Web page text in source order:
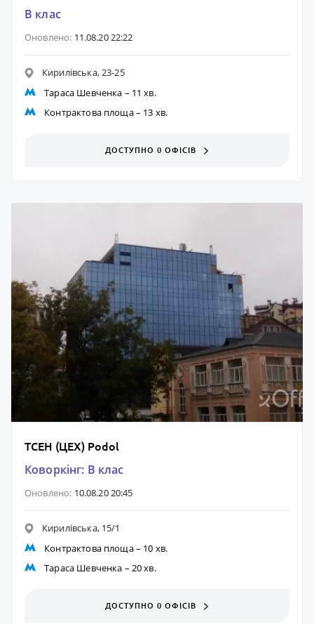
B клас
Оновлено: 11.08.20 22:22
Кирилівська, 23-25
Тараса Шевченка – 11 хв.
Контрактова площа– 13 хв.
ДОСТУПНО 0 ОФІСІВ
TCEH (ЦЕХ) Podol
Коворкінг: B клас
Оновлено: 10.08.20 20:45
Кирилівська, 15/1
Контрактова площа– 10 хв.
Тараса Шевченка – 20 хв.
ДОСТУПНО 0 ОФІСІВ